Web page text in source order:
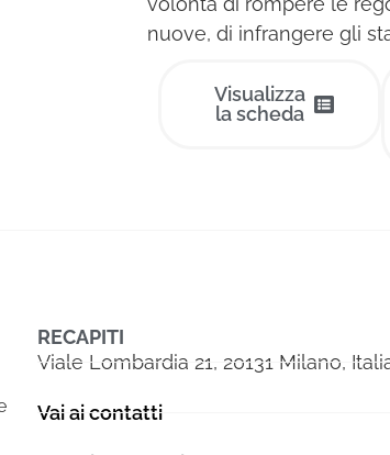
nuove, di infrangere gli
Visualizza
la scheda
RECAPITI
Viale Lombardia 21, 20131 Milano,
Vai ai contatti